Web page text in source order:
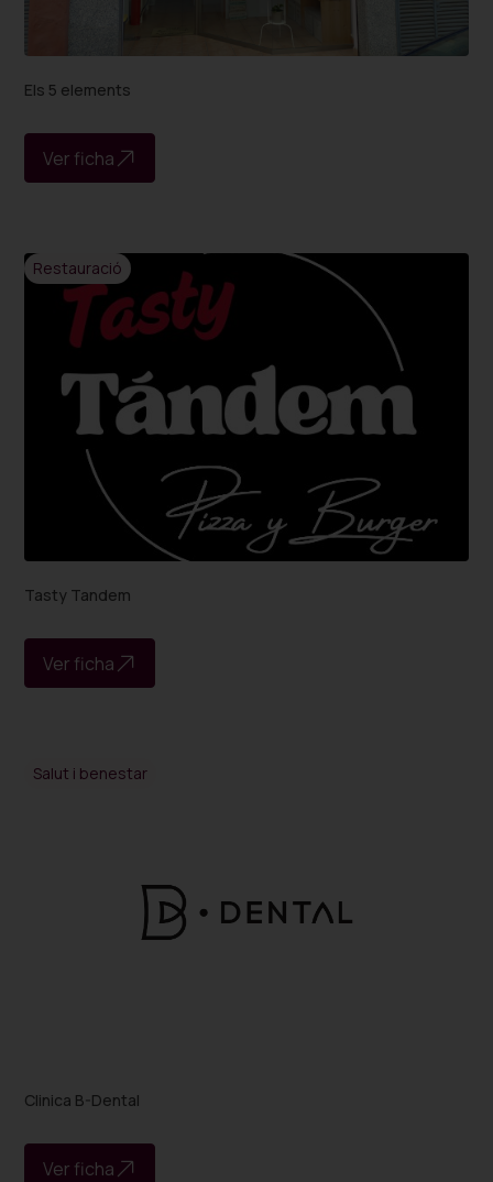
Els 5 elements
Ver ficha
Restauració
Tasty Tandem
Ver ficha
Salut i benestar
Clinica B-Dental
Ver ficha